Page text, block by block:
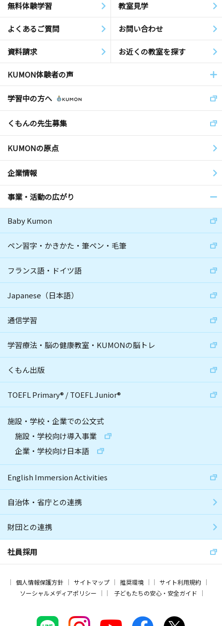
無料体験学習 教室見学
よくあるご質問 お問い合わせ
資料請求 お近くの教室を探す
KUMON体験者の声
学習中の方へ
くもんの先生募集
KUMONの原点
企業情報
事業・活動の広がり
Baby Kumon
ペン習字・かきかた・筆ペン・毛筆
フランス語・ドイツ語
Japanese（日本語）
通信学習
学習療法・脳の健康教室・KUMONの脳トレ
くもん出版
TOEFL Primary® /TOEFL Junior®
施設・学校・企業での公文式
施設・学校向け導入事業
企業・学校向け日本語
English Immersion Activities
自治体・省庁との連携
財団との連携
社員採用
個人情報保護方針 サイトマップ 推奨環境
サイト利用規約
ソーシャルメディアポリシー
子どもたちの安心・安全ガイド